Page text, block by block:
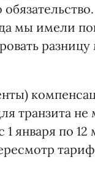
мы имели
транзита
января по